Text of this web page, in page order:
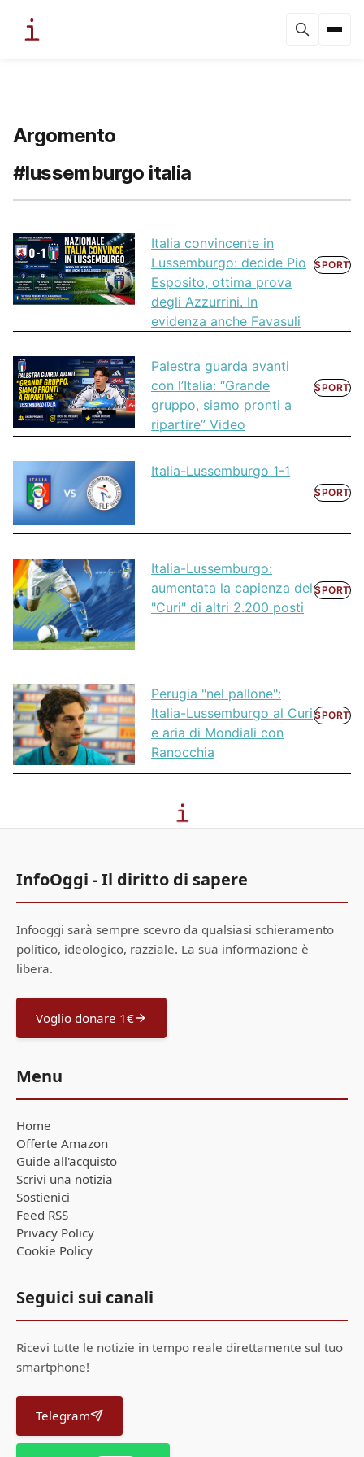
Argomento
#lussemburgo italia
Italia convincente in
Lussemburgo: decide Pio
Esposito, ottima prova
degli Azzurrini. In
evidenza anche Favasuli
SPORT
Palestra guarda avanti
con l’Italia: “Grande
gruppo, siamo pronti a
ripartire” Video
SPORT
Italia-Lussemburgo 1-1
SPORT
Italia-Lussemburgo:
aumentata la capienza del
"Curi" di altri 2.200 posti
SPORT
Perugia "nel pallone":
Italia-Lussemburgo al Curi
e aria di Mondiali con
Ranocchia
SPORT
InfoOggi - Il diritto di sapere
Infooggi sarà sempre scevro da qualsiasi schieramento
politico, ideologico, razziale. La sua informazione è
libera.
Voglio donare 1€
Menu
Home
Offerte Amazon
Guide all'acquisto
Scrivi una notizia
Sostienici
Feed RSS
Privacy Policy
Cookie Policy
Seguici sui canali
Ricevi tutte le notizie in tempo reale direttamente sul tuo
smartphone!
Telegram